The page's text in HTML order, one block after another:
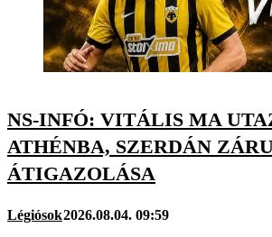
NS-INFÓ: VITÁLIS MA
ATHÉNBA, SZERDÁN
ÁTIGAZOLÁSA
Légiósok2026.08.04. 09:59